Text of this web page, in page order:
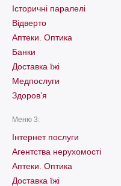
Історичні паралелі
Відверто
Аптеки. Оптика
Банки
Доставка їжі
Медпослуги
Здоров’я
Меню 3:
Інтернет послуги
Агентства нерухомості
Аптеки. Оптика
Доставка їжі